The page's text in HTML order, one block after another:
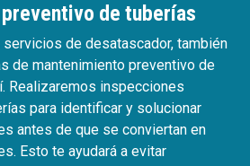
de tuberías
de desatascador, también
de mantenimiento preventivo de
Realizaremos inspecciones
para identificar y solucionar
antes de que se conviertan en
Esto te ayudará a evitar